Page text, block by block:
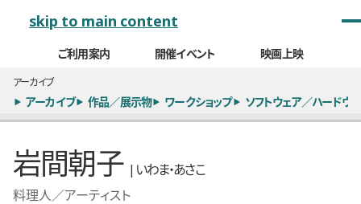
skip to main content
ご利用案内 開催イベント 映画上映
アーカイブ
アーカイブ 作品／展示物 ワークショップ ソフトウェア／ハードウ
岩間朝子 | いわま・あさこ
料理人／アーティスト